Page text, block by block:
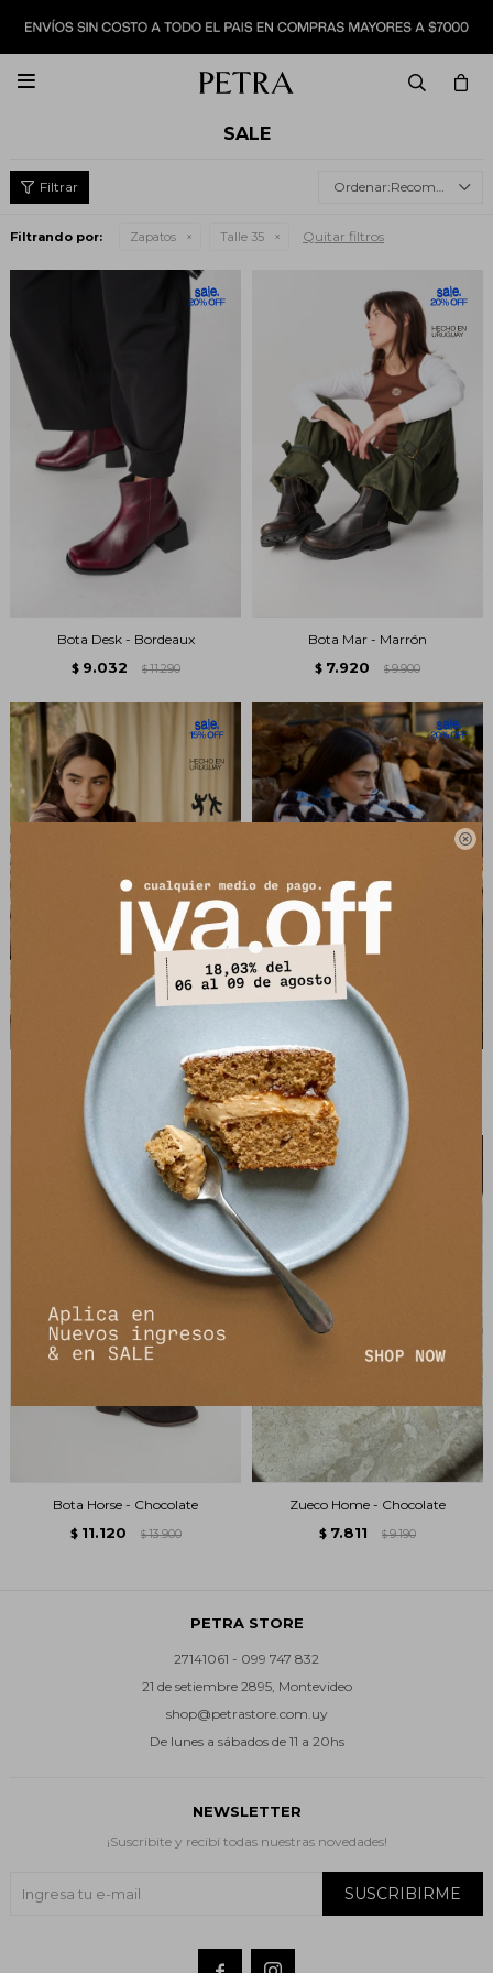


SALE
Recomendados
Filtrando por: Zapatos Talle 35 Quitar filtros
Bota Desk - Bordeaux
$ 9.032 $ 11.290
Bota Mar - Marrón
$ 7.920 $ 9.900
Zueco Iglu - Camel
8.236
Bota Ribete - Arena
$ 7.992
Bota Horse - Chocolate
$ 11.120 $ 13.900
Zueco Home - Chocolate
$ 7.811 $ 9.190
PETRA STORE
27141061 - 099 747 832
21 de setiembre 2895, Montevideo
shop@petrastore.com.uy
De lunes a sábados de 11 a 20hs
NEWSLETTER
¡Suscribite y recibí todas nuestras novedades!
SUSCRIBIRME